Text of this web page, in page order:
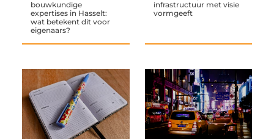
bouwkundige
expertises in Hasselt:
wat betekent dit voor
eigenaars?
infrastructuur met visie
vormgeeft